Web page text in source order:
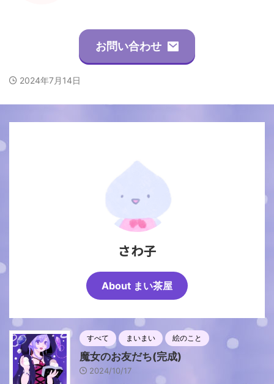
お問い合わせ
2024年7月14日
さわ子
About まい茶屋
すべて まいまい 絵のこと
魔女のお友だち(完成)
2024/10/17